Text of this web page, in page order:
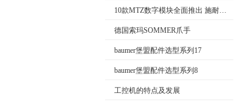
10款MTZ数字模块全面推出 施耐德电气全效助力数字化运维
德国索玛SOMMER爪手
baumer堡盟配件选型系列17
baumer堡盟配件选型系列8
工控机的特点及发展